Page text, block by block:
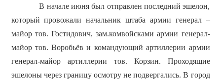
В начале июня был отправлен последний эшелон,
который провожали начальник штаба армии генерал –
майор тов. Гостидович, зам.комвойсками армии генерал-
майор тов. Воробьёв и командующий артиллерии армии
генерал-майор артиллерии тов. Корзин. Проходящие
эшелоны через границу осмотру не подвергались. В город